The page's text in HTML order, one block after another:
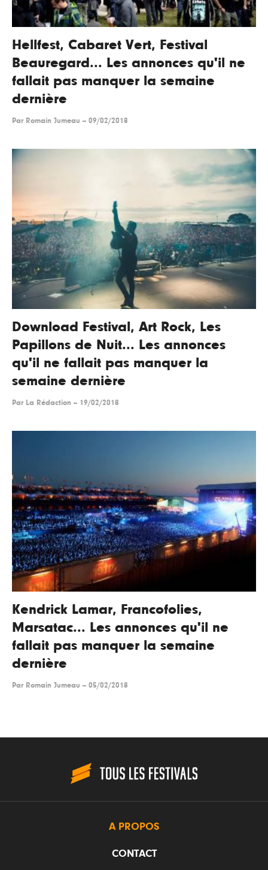
Hellfest, Cabaret Vert, Festival
Beauregard... Les annonces qu'il ne
fallait pas manquer la semaine
dernière
Par Romain Jumeau -- 09/02/2018
Download Festival, Art Rock, Les
Papillons de Nuit... Les annonces
qu'il ne fallait pas manquer la
semaine dernière
Par La Rédaction -- 19/02/2018
Kendrick Lamar, Francofolies,
Marsatac... Les annonces qu'il ne
fallait pas manquer la semaine
dernière
Par Romain Jumeau -- 05/02/2018
A PROPOS
CONTACT